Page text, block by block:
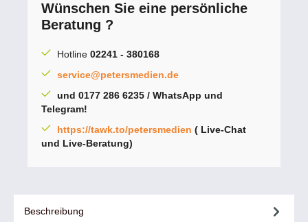
Wünschen Sie eine persönliche
Beratung ?
Hotline 02241 - 380168
service@petersmedien.de
und 0177 286 6235 / WhatsApp und
Telegram!
https://tawk.to/petersmedien ( Live-Chat
und Live-Beratung)
Beschreibung